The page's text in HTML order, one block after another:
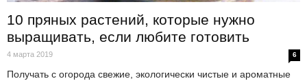
10 пряных растений, которые нужно
выращивать, если любите готовить
4 марта 2019 6
Получать с огорода свежие, экологически чистые и ароматные